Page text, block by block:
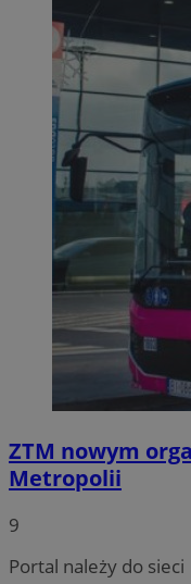
ZTM nowym
Metropolii
9
Portal należy do sieci